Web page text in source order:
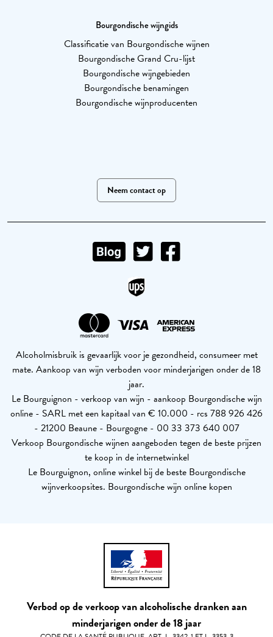
Bourgondische wijngids
Classificatie van Bourgondische wijnen
Bourgondische Grand Cru-lijst
Bourgondische wijngebieden
Bourgondische benamingen
Bourgondische wijnproducenten
Neem contact op
Alcoholmisbruik is gevaarlijk voor je gezondheid, consumeer met
mate. Aankoop van wijn verboden voor minderjarigen onder de 18
jaar.
Le Bourguignon - verkoop van wijn - aankoop Bourgondische wijn
online - SARL met een kapitaal van € 10.000 - rcs 788 926 426
- 21200 Beaune - Bourgogne - 00 33 373 640 007
Verkoop Bourgondische wijnen aangeboden tegen de beste prijzen
te koop in de internetwinkel
Le Bourguignon, online winkel bij de beste Bourgondische
wijnverkoopsites. Bourgondische wijn online kopen
Verbod op de verkoop van alcoholische dranken aan
minderjarigen onder de 18 jaar